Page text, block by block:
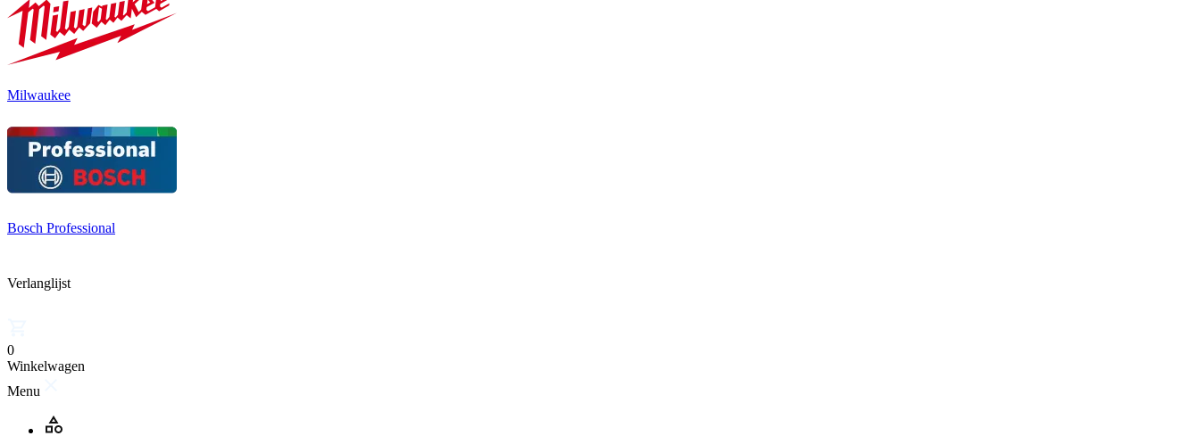
Milwaukee
Bosch Professional
Verlanglijst
0
Winkelwagen
Menu